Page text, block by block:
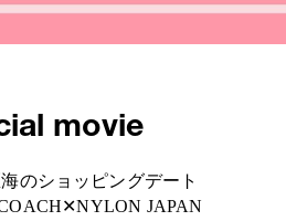
movie
のショッピングデート
JAPAN